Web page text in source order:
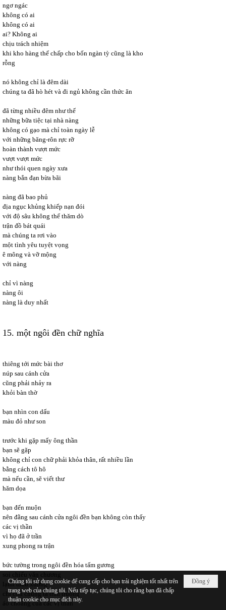
ngơ ngác
không có ai
không có ai
ai? Không ai
chịu trách nhiệm
khi kho hàng thế chấp cho bốn ngàn tỳ cũng là kho
rỗng
nó không chỉ là đêm dài
chúng ta đã hò hét và đi ngủ không cần thức ăn
đã từng nhiều đêm như thế
những bữa tiệc tại nhà nàng
không có gạo mà chỉ toàn ngày lễ
với những băng-rôn rực rỡ
hoàn thành vượt mức
vượt vượt mức
như thói quen ngày xưa
nàng bắn đạn bừa bãi
nàng đã bao phủ
địa ngục khủng khiếp nạn đói
với độ sâu không thể thăm dò
trận đồ bát quái
mà chúng ta rơi vào
một tình yêu tuyệt vọng
ê mông và vỡ mộng
với nàng
chỉ vì nàng
nàng ôi
nàng là duy nhất
15. một ngôi đền chữ nghĩa
thiêng tới mức bài thơ
núp sau cánh cửa
cũng phải nhảy ra
khỏi bàn thờ
bạn nhìn con dấu
màu đỏ như son
trước khi gặp mấy ông thần
bạn sẽ gặp
không chỉ con chữ phải khỏa thân, rất nhiều lần
bằng cách tô hô
mà nếu cần, sẽ viết thư
hăm dọa
bạn đến muộn
nên đằng sau cánh cửa ngôi đền bạn không còn thấy
các vị thần
vì họ đã ở trần
xung phong ra trận
bức tường trong ngôi đền hóa tấm gương
soi chiếu văn chương
lạnh thấu xương
chỉ còn chúng ta trần truồng
áo choàng của các vị thần
Đồng ý
Chúng tôi sử dụng cookie để cung cấp cho bạn trải nghiệm tốt nhất trên
trang web của chúng tôi. Nếu tiếp tục, chúng tôi cho rằng bạn đã chấp
thuận cookie cho mục đích này.